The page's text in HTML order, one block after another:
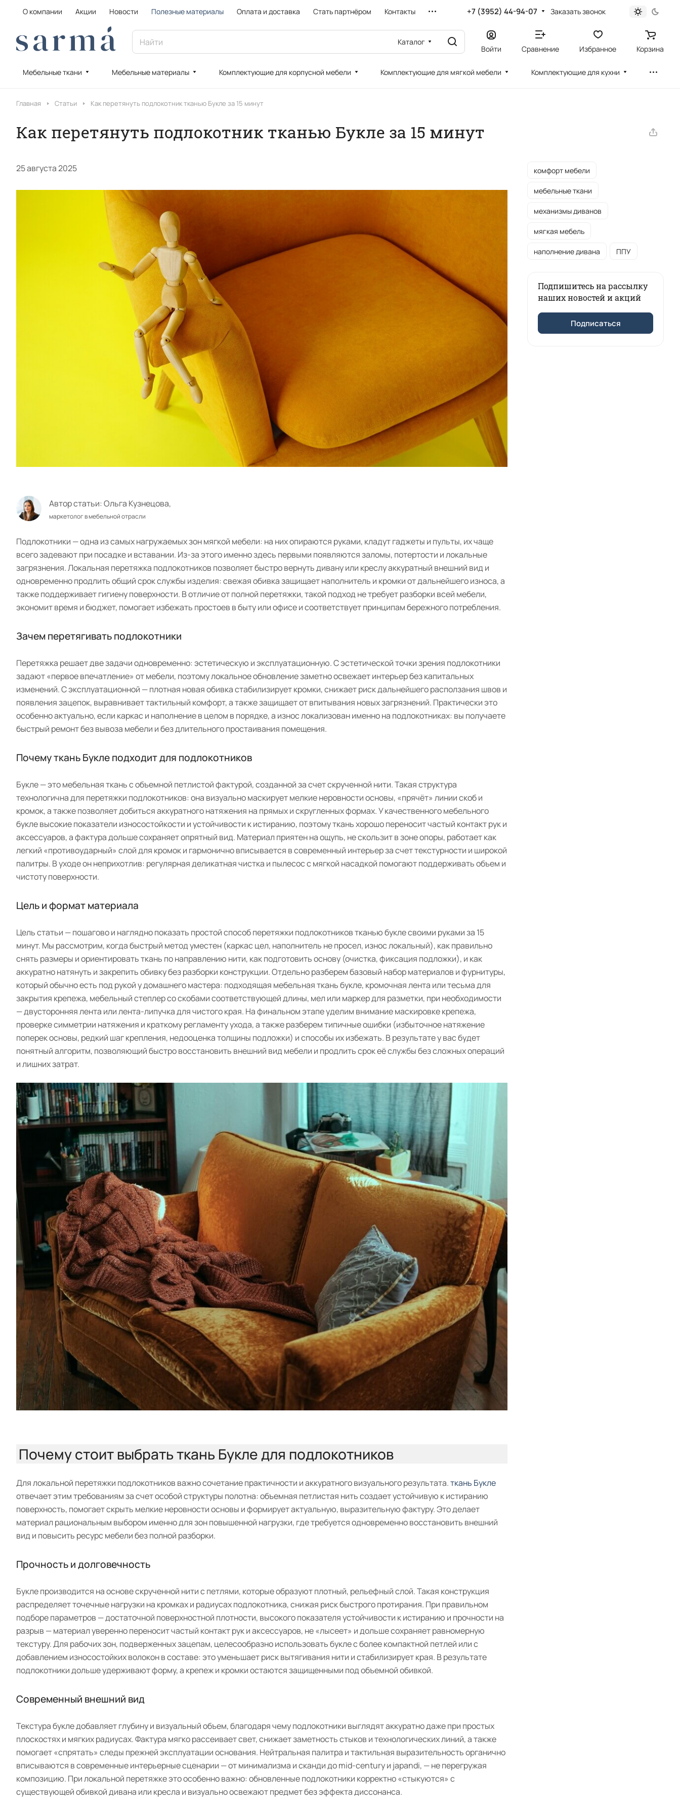
О компании Акции Новости Полезные материалы Оплата и доставка Стать партнёром Контакты +7 (3952) 44-94-07 Заказать звонок
Каталог
Войти Сравнение Избранное Корзина
Мебельные ткани Мебельные материалы Комплектующие для корпусной мебели Комплектующие для мягкой мебели Комплектующие для кухни
Главная Статьи Как перетянуть подлокотник тканью Букле за 15 минут
Как перетянуть подлокотник тканью Букле за 15 минут
25 августа 2025
Автор статьи:Ольга Кузнецова,
маркетолог в мебельной отрасли
Подлокотники — одна из самых нагружаемых зон мягкой мебели: на них опираются руками, кладут гаджеты и пульты, их чаще
всего задевают при посадке и вставании. Из-за этого именно здесь первыми появляются заломы, потертости и локальные
загрязнения. Локальная перетяжка подлокотников позволяет быстро вернуть дивану или креслу аккуратный внешний вид и
одновременно продлить общий срок службы изделия: свежая обивка защищает наполнитель и кромки от дальнейшего износа, а
также поддерживает гигиену поверхности. В отличие от полной перетяжки, такой подход не требует разборки всей мебели,
экономит время и бюджет, помогает избежать простоев в быту или офисе и соответствует принципам бережного потребления.
Зачем перетягивать подлокотники
Перетяжка решает две задачи одновременно: эстетическую и эксплуатационную. С эстетической точки зрения подлокотники
задают «первое впечатление» от мебели, поэтому локальное обновление заметно освежает интерьер без капитальных
изменений. С эксплуатационной — плотная новая обивка стабилизирует кромки, снижает риск дальнейшего расползания швов и
появления зацепок, выравнивает тактильный комфорт, а также защищает от впитывания новых загрязнений. Практически это
особенно актуально, если каркас и наполнение в целом в порядке, а износ локализован именно на подлокотниках: вы получаете
быстрый ремонт без вывоза мебели и без длительного простаивания помещения.
Почему ткань Букле подходит для подлокотников
Букле — это мебельная ткань с объемной петлистой фактурой, созданной за счет скрученной нити. Такая структура
технологична для перетяжки подлокотников: она визуально маскирует мелкие неровности основы, «прячёт» линии скоб и
кромок, а также позволяет добиться аккуратного натяжения на прямых и скругленных формах. У качественного мебельного
букле высокие показатели износостойкости и устойчивости к истиранию, поэтому ткань хорошо переносит частый контакт рук и
аксессуаров, а фактура дольше сохраняет опрятный вид. Материал приятен на ощупь, не скользит в зоне опоры, работает как
легкий «противоударный» слой для кромок и гармонично вписывается в современный интерьер за счет текстурности и широкой
палитры. В уходе он неприхотлив: регулярная деликатная чистка и пылесос с мягкой насадкой помогают поддерживать объем и
чистоту поверхности.
Цель и формат материала
Цель статьи — пошагово и наглядно показать простой способ перетяжки подлокотников тканью букле своими руками за 15
минут. Мы рассмотрим, когда быстрый метод уместен (каркас цел, наполнитель не просел, износ локальный), как правильно
снять размеры и ориентировать ткань по направлению нити, как подготовить основу (очистка, фиксация подложки), и как
аккуратно натянуть и закрепить обивку без разборки конструкции. Отдельно разберем базовый набор материалов и фурнитуры,
который обычно есть под рукой у домашнего мастера: подходящая мебельная ткань букле, кромочная лента или тесьма для
закрытия крепежа, мебельный степлер со скобами соответствующей длины, мел или маркер для разметки, при необходимости
— двусторонняя лента или лента-липучка для чистого края. На финальном этапе уделим внимание маскировке крепежа,
проверке симметрии натяжения и краткому регламенту ухода, а также разберем типичные ошибки (избыточное натяжение
поперек основы, редкий шаг крепления, недооценка толщины подложки) и способы их избежать. В результате у вас будет
понятный алгоритм, позволяющий быстро восстановить внешний вид мебели и продлить срок её службы без сложных операций
и лишних затрат.
Почему стоит выбрать ткань Букле для подлокотников
Для локальной перетяжки подлокотников важно сочетание практичности и аккуратного визуального результата.ткань Букле
отвечает этим требованиям за счет особой структуры полотна: объемная петлистая нить создает устойчивую к истиранию
поверхность, помогает скрыть мелкие неровности основы и формирует актуальную, выразительную фактуру. Это делает
материал рациональным выбором именно для зон повышенной нагрузки, где требуется одновременно восстановить внешний
вид и повысить ресурс мебели без полной разборки.
Прочность и долговечность
Букле производится на основе скрученной нити с петлями, которые образуют плотный, рельефный слой. Такая конструкция
распределяет точечные нагрузки на кромках и радиусах подлокотника, снижая риск быстрого протирания. При правильном
подборе параметров — достаточной поверхностной плотности, высокого показателя устойчивости к истиранию и прочности на
разрыв — материал уверенно переносит частый контакт рук и аксессуаров, не «лысеет» и дольше сохраняет равномерную
текстуру. Для рабочих зон, подверженных зацепам, целесообразно использовать букле с более компактной петлей или с
добавлением износостойких волокон в составе: это уменьшает риск вытягивания нити и стабилизирует края. В результате
подлокотники дольше удерживают форму, а крепеж и кромки остаются защищенными под объемной обивкой.
Современный внешний вид
Текстура букле добавляет глубину и визуальный объем, благодаря чему подлокотники выглядят аккуратно даже при простых
плоскостях и мягких радиусах. Фактура мягко рассеивает свет, снижает заметность стыков и технологических линий, а также
помогает «спрятать» следы прежней эксплуатации основания. Нейтральная палитра и тактильная выразительность органично
вписываются в современные интерьерные сценарии — от минимализма и сканди до mid-century и japandi, — не перегружая
композицию. При локальной перетяжке это особенно важно: обновленные подлокотники корректно «стыкуются» с
существующей обивкой дивана или кресла и визуально освежают предмет без эффекта диссонанса.
комфорт мебели
мебельные ткани
механизмы диванов
мягкая мебель
наполнение дивана ППУ
Подпишитесь на рассылку
наших новостей и акций
Подписаться